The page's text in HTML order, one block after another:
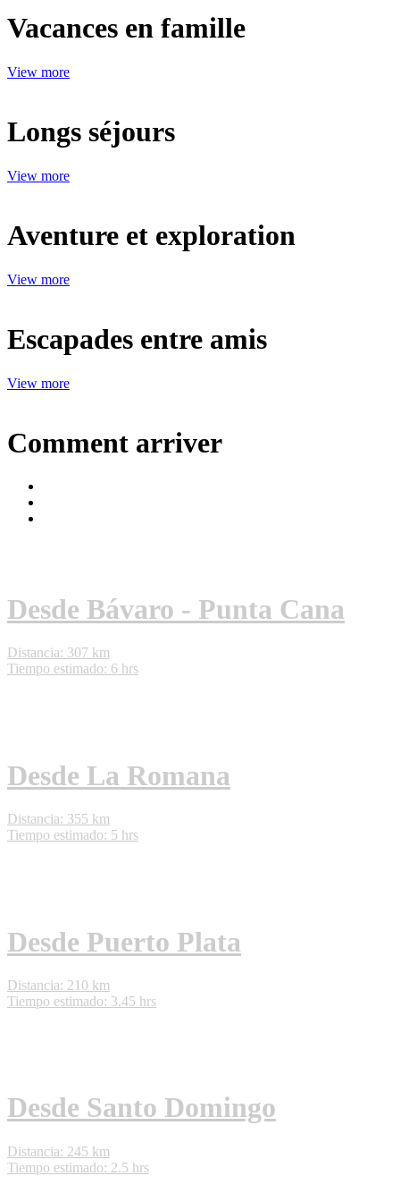
Vacances en famille
View more
Longs séjours
View more
Aventure et exploration
View more
Escapades entre amis
View more
Comment arriver
Desde Bávaro - Punta Cana
Distancia: 307 km
Tiempo estimado: 6 hrs
Desde La Romana
Distancia: 355 km
Tiempo estimado: 5 hrs
Desde Puerto Plata
Distancia: 210 km
Tiempo estimado: 3.45 hrs
Desde Santo Domingo
Distancia: 245 km
Tiempo estimado: 2.5 hrs